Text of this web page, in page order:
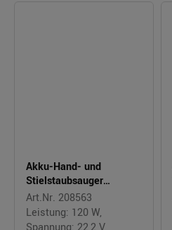
Akku-Hand- und
Stielstaubsauger
S'POWER
Art.Nr. 208563
Leistung: 120 W,